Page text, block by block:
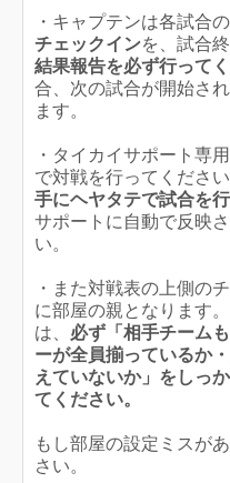
・キャプテンは各試合
チェックインを、試合
結果報告を必ず行ってく
合、次の試合が開始さ
ます。
・タイカイサポート専
で対戦を行ってください
手にヘヤタテで試合を
サポートに自動で反映
い。
・また対戦表の上側の
に部屋の親となります
は、 必ず「相手チーム
ーが全員揃っているか
えていないか」をしっ
てください。
もし部屋の設定ミスが
さい。